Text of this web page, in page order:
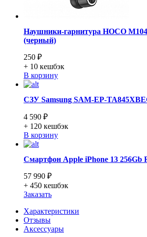
Наушники-гарнитура HOCO
(черный)
250 ₽
+ 10 кешбэк
В корзину
СЗУ Samsung SAM-EP-
4 590 ₽
+ 120 кешбэк
В корзину
Смартфон Apple iPhone 13 256Gb
57 990 ₽
+ 450 кешбэк
Заказать
Характеристики
Отзывы
Аксессуары